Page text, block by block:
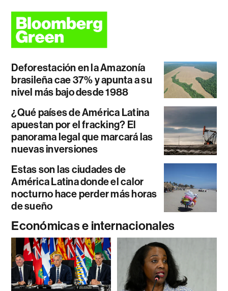
Deforestación en la Amazonía
brasileña cae 37% y apunta a su
nivel más bajo desde 1988
¿Qué países de América Latina
apuestan por el fracking? El
panorama legal que marcará las
nuevas inversiones
Estas son las ciudades de
América Latina donde el calor
nocturno hace perder más horas
de sueño
Económicas e internacionales